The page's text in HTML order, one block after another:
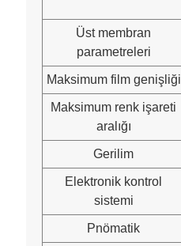
Üst membran
parametreleri
Maksimum film genişliği
Maksimum renk işareti
aralığı
Gerilim
Elektronik kontrol
sistemi
Pnömatik